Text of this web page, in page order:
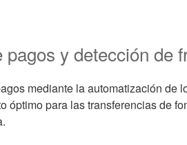
y detección de
mediante la automatización de
óptimo para las transferencias de